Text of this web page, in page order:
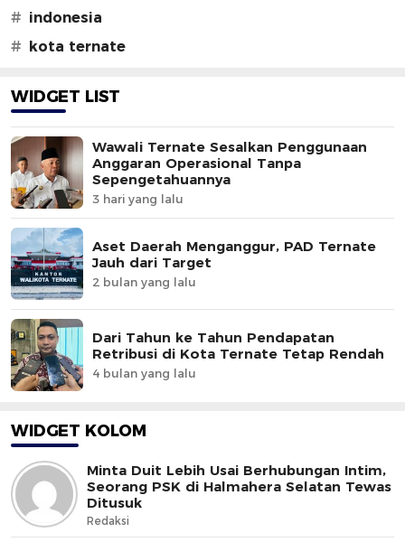
# indonesia
# kota ternate
WIDGET LIST
Wawali Ternate Sesalkan Penggunaan
Anggaran Operasional Tanpa
Sepengetahuannya
3 hari yang lalu
Aset Daerah Menganggur, PAD Ternate
Jauh dari Target
2 bulan yang lalu
Dari Tahun ke Tahun Pendapatan
Retribusi di Kota Ternate Tetap Rendah
4 bulan yang lalu
WIDGET KOLOM
Minta Duit Lebih Usai Berhubungan Intim,
Seorang PSK di Halmahera Selatan Tewas
Ditusuk
Redaksi